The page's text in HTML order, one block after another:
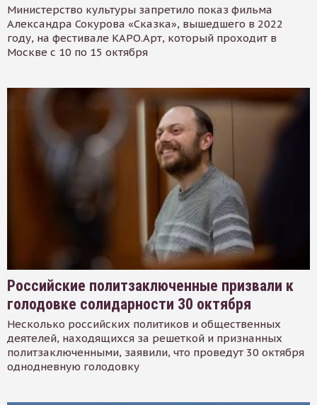
Министерство культуры запретило показ фильма
Александра Сокурова «Сказка», вышедшего в 2022
году, на фестивале КАРО.Арт, который проходит в
Москве с 10 по 15 октября
Российские политзаключенные призвали к
голодовке солидарности 30 октября
Несколько российских политиков и общественных
деятелей, находящихся за решеткой и признанных
политзаключенными, заявили, что проведут 30 октября
однодневную голодовку